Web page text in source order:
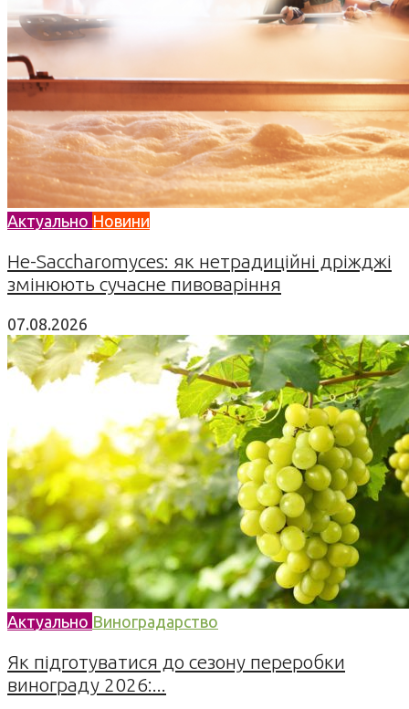
Актуально Новини
Не-Saccharomyces: як нетрадиційні дріжджі
змінюють сучасне пивоваріння
07.08.2026
Актуально Виноградарство
Як підготуватися до сезону переробки
винограду 2026:...